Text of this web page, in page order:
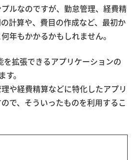
ルなのですが、勤怠管理、経費精
計算や、費目の作成など、最初か
年もかかるかもしれません。
拡張できるアプリケーションの
。
や経費精算などに特化したアプリ
で、そういったものを利用するこ